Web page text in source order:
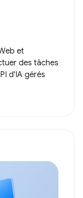
et
des tâches
d'IA gérés